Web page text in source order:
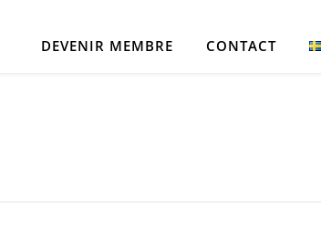
DEVENIR MEMBRE CONTACT